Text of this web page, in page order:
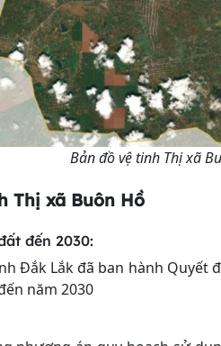
Bản đồ vệ tinh Thị xã
Thị xã Buôn Hồ
đến 2030:
Đắk Lắk đã ban hành Quyết
năm 2030